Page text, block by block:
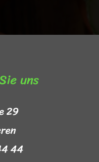
uns​
29
44